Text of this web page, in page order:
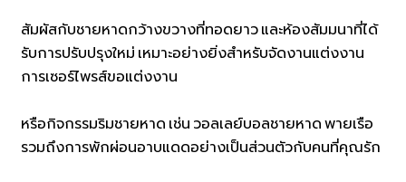
สัมผัสกับชายหาดกว้างขวางที่ทอดยาว และห้องสัมมนาที่ได้
รับการปรับปรุงใหม่ เหมาะอย่างยิ่งสำหรับจัดงานแต่งงาน
การเซอร์ไพรส์ขอแต่งงาน
หรือกิจกรรมริมชายหาด เช่น วอลเลย์บอลชายหาด พายเรือ
รวมถึงการพักผ่อนอาบแดดอย่างเป็นส่วนตัวกับคนที่คุณรัก